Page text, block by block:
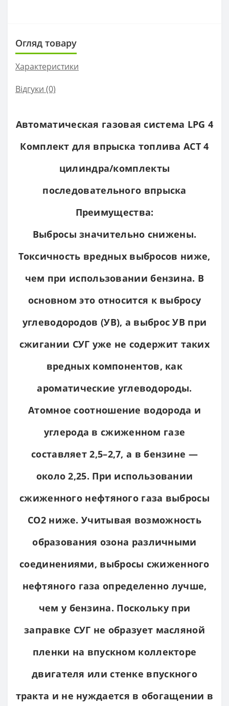
Огляд товару
Характеристики
Відгуки (0)
Автоматическая газовая система LPG 4
Комплект для впрыска топлива ACT 4
цилиндра/комплекты
последовательного впрыска
Преимущества:
Выбросы значительно снижены.
Токсичность вредных выбросов ниже,
чем при использовании бензина. В
основном это относится к выбросу
углеводородов (УВ), а выброс УВ при
сжигании СУГ уже не содержит таких
вредных компонентов, как
ароматические углеводороды.
Атомное соотношение водорода и
углерода в сжиженном газе
составляет 2,5–2,7, а в бензине —
около 2,25. При использовании
сжиженного нефтяного газа выбросы
CO2 ниже. Учитывая возможность
образования озона различными
соединениями, выбросы сжиженного
нефтяного газа определенно лучше,
чем у бензина. Поскольку при
заправке СУГ не образует масляной
пленки на впускном коллекторе
двигателя или стенке впускного
тракта и не нуждается в обогащении в